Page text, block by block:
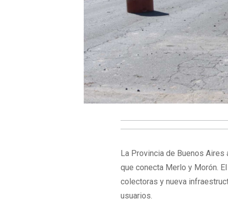
La Provincia de Buenos Aires
que conecta Merlo y Morón.
colectoras y nueva
usuarios.